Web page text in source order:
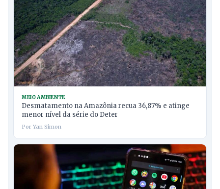
MEIO AMBIENTE
Desmatamento na Amazônia recua 36,87% e atinge
menor nível da série do Deter
Por Yan Simon